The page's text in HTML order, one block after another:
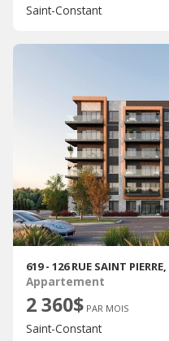
Saint-Constant
619 - 126 RUE SAINT
Appartement
2 360$ PAR MOIS
Saint-Constant